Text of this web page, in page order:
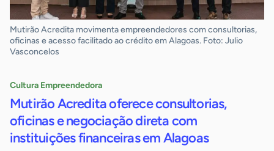
Mutirão Acredita movimenta empreendedores com consultorias,
oficinas e acesso facilitado ao crédito em Alagoas. Foto: Julio
Vasconcelos
Cultura Empreendedora
Mutirão Acredita oferece consultorias,
oficinas e negociação direta com
instituições financeiras em Alagoas